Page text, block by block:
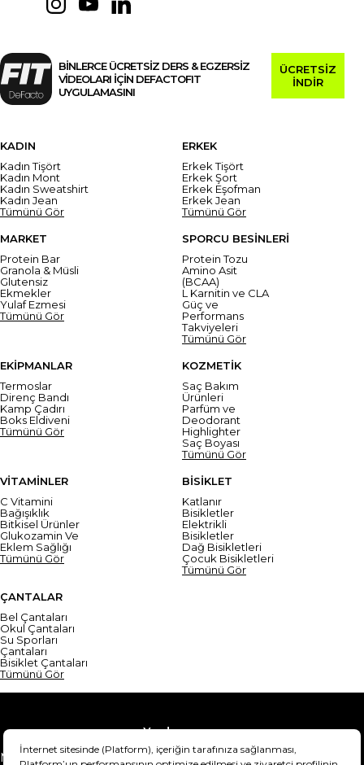
BİNLERCE ÜCRETSİZ DERS & EGZERSİZ
VİDEOLARI İÇİN DEFACTOFIT
UYGULAMASINI
ÜCRETSİZ
İNDİR
KADIN
Kadın Tişört
Kadın Mont
Kadın Sweatshirt
Kadın Jean
Tümünü Gör
ERKEK
Erkek Tişört
Erkek Şort
Erkek Eşofman
Erkek Jean
Tümünü Gör
MARKET
Protein Bar
Granola & Müsli
Glutensiz
Ekmekler
Yulaf Ezmesi
Tümünü Gör
SPORCU BESİNLERİ
Protein Tozu
Amino Asit
(BCAA)
L Karnitin ve CLA
Güç ve
Performans
Takviyeleri
Tümünü Gör
EKİPMANLAR
Termoslar
Direnç Bandı
Kamp Çadırı
Boks Eldiveni
Tümünü Gör
KOZMETİK
Saç Bakım
Ürünleri
Parfüm ve
Deodorant
Highlighter
Saç Boyası
Tümünü Gör
VİTAMİNLER
C Vitamini
Bağışıklık
Bitkisel Ürünler
Glukozamin Ve
Eklem Sağlığı
Tümünü Gör
BİSİKLET
Katlanır
Bisikletler
Elektrikli
Bisikletler
Dağ Bisikletleri
Çocuk Bisikletleri
Tümünü Gör
ÇANTALAR
Bel Çantaları
Okul Çantaları
Su Sporları
Çantaları
Bisiklet Çantaları
Tümünü Gör
Yardım
Mesafeli Satış Sözleşmesi
Teslimat Bilgisi